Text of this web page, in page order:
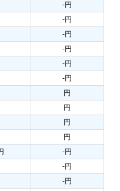
-円
-円
-円
-円
-円
-円
円
円
円
円
-円
-円
-円